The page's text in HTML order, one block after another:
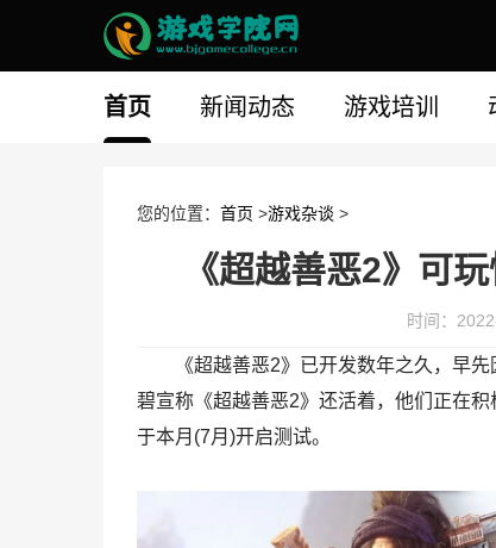
首页 新闻动态 游戏培训
您的位置： 首页 >游戏杂谈 >
《超越善恶2》可
时间：
《超越善恶2》已开发数年之久，早
碧宣称《超越善恶2》还活着，他们正在
于本月(7月)开启测试。